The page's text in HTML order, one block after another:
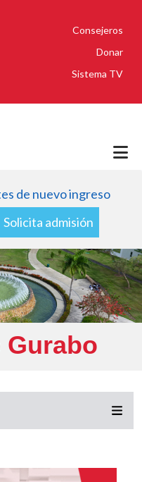
Consejeros
Donar
Sistema TV
de nuevo ingreso
Solicita admisión
Gurabo